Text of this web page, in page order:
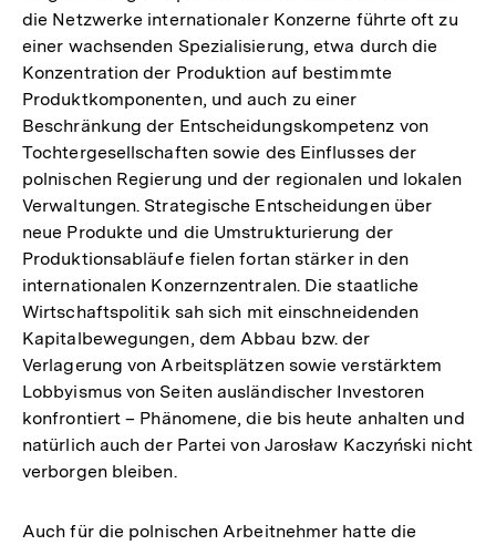
die Netzwerke internationaler Konzerne führte oft zu
einer wachsenden Spezialisierung, etwa durch die
Konzentration der Produktion auf bestimmte
Produktkomponenten, und auch zu einer
Beschränkung der Entscheidungskompetenz von
Tochtergesellschaften sowie des Einflusses der
polnischen Regierung und der regionalen und lokalen
Verwaltungen. Strategische Entscheidungen über
neue Produkte und die Umstrukturierung der
Produktionsabläufe fielen fortan stärker in den
internationalen Konzernzentralen. Die staatliche
Wirtschaftspolitik sah sich mit einschneidenden
Kapitalbewegungen, dem Abbau bzw. der
Verlagerung von Arbeitsplätzen sowie verstärktem
Lobbyismus von Seiten ausländischer Investoren
konfrontiert – Phänomene, die bis heute anhalten und
natürlich auch der Partei von Jarosław Kaczyński nicht
verborgen bleiben.
Auch für die polnischen Arbeitnehmer hatte die